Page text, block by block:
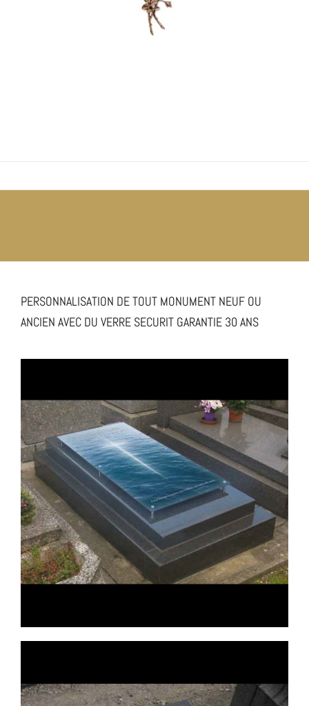
PERSONNALISATION DE TOUT MONUMENT NEUF OU
ANCIEN AVEC DU VERRE SECURIT GARANTIE 30 ANS